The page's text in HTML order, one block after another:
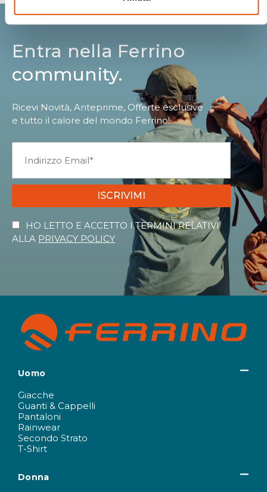
Entra nella Ferrino
community.
Ricevi Novità, Anteprime, Offerte esclusive
e tutto il calore del mondo Ferrino!
ISCRIVIMI
HO LETTO E ACCETTO I TERMINI RELATIVI
ALLA PRIVACY POLICY
Uomo
Giacche
Guanti & Cappelli
Pantaloni
Rainwear
Secondo Strato
T-Shirt
Donna